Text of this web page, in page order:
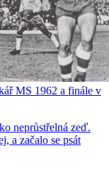
MS 1962 a finále v
neprůstřelná zeď.
a začalo se psát